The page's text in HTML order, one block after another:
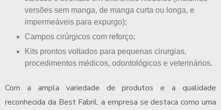
versões sem manga, de manga curta ou longa, e
impermeáveis para expurgo);
campos cirúrgicos com reforço;
kits prontos voltados para pequenas cirurgias,
procedimentos médicos, odontológicos e veterinários.
Com a ampla variedade de produtos e a qualidade
reconhecida da Best Fabril, a empresa se destaca como uma